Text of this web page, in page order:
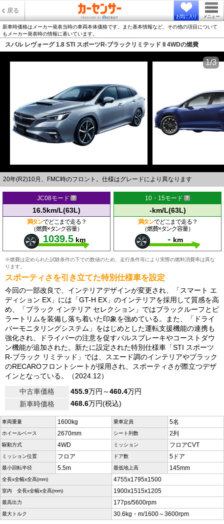
戻る
お気に入り メニュー
新車時価格はメーカー発表当時の車両本体価格です。また基本情報など、その他の項目について
もメーカー発表時の情報に基いています。
スバル レヴォーグ 1.8 STI スポーツR-ブラックリミテッド II 4WDの燃費
20年(R2)10月、FMC時のフロント。仕様はグレードにより異なります
1/3
JC08モード
16.5km/L(63L)
満タンでどこまで走る？
（燃費×タンク容量）
1039.5 km
10・15モード
-km/L(63L)
満タンでどこまで走る？
（燃費×タンク容量）
- km
※燃費は定められた試験条件の下での数値のため、走行条件等により実際の燃料消費率は異な
ります。
スポーティさを引き立てた特別仕様車を設定
今回の一部改良で、インテリアデザインが変更され、「スマート エ
ディション EX」には「GT-H EX」のインテリアを採用して質感を高
め、「ブラック インテリア セレクション」ではブラックルーフとピ
ラートリムを装備し落ち着いた印象を強めている。また、「ドライ
バーモニタリングシステム」をはじめとした運転支援機能の連携も
強化され、ドライバーの注意を促すパルスブレーキやコーストダウ
ン機能が追加された。新たに設定された特別仕様車「STI スポーツ
R-ブラック リミテッド」では、スエード調のインテリアやブラック
のRECAROフロントシートが採用され、スポーティさが際立つデザ
インとなっている。（2024.12）
中古車価格
455.9万円～460.4万円
新車時価格
468.6万円(税込)
車両重量 1600kg 乗車定員 5名
ホイールベース 2670mm シート列数 2列
駆動方式 4WD ミッション フロアCVT
ミッション位置 フロア ドア数 5ドア
最小回転半径 5.5m 最低地上高 145mm
全長x全幅x全高(mm) 4755x1795x1500
室内 全長x全幅x全高(mm) 1900x1515x1205
最高出力 177ps/5600rpm
最大トルク 30.6kg・m/1600～3600rpm